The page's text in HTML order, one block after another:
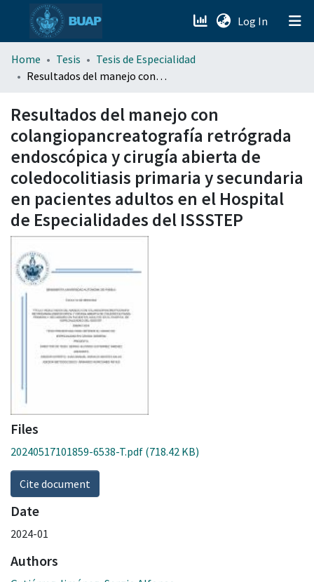
Log In (current)
menu.section.about_menu
Home Tesis
Tesis de Especialidad
Resultados del manejo con colangiopancreatografía retrógrada endoscópica y cirugía abierta de coledocolitiasis primaria y secundaria en pacientes adultos en el Hospital de Especialidades del ISSSTEP
Resultados del manejo con
colangiopancreatografía retrógrada
endoscópica y cirugía abierta de
coledocolitiasis primaria y secundaria
en pacientes adultos en el Hospital
de Especialidades del ISSSTEP
Files
20240517101859-6538-T.pdf (718.42 KB)
Cite document
Date
2024-01
Authors